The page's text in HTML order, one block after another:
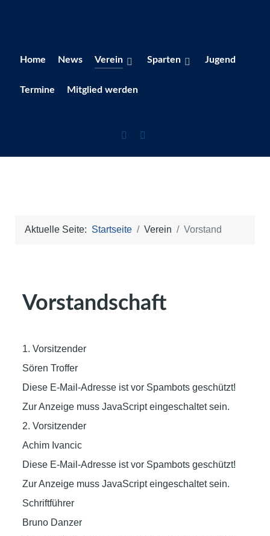
Home News Verein Sparten Jugend
Termine Mitglied werden
Aktuelle Seite: Startseite Verein Vorstand
Vorstandschaft
1. Vorsitzender
Sören Troffer
Diese E-Mail-Adresse ist vor Spambots geschützt!
Zur Anzeige muss JavaScript eingeschaltet sein.
2. Vorsitzender
Achim Ivancic
Diese E-Mail-Adresse ist vor Spambots geschützt!
Zur Anzeige muss JavaScript eingeschaltet sein.
Schriftführer
Bruno Danzer